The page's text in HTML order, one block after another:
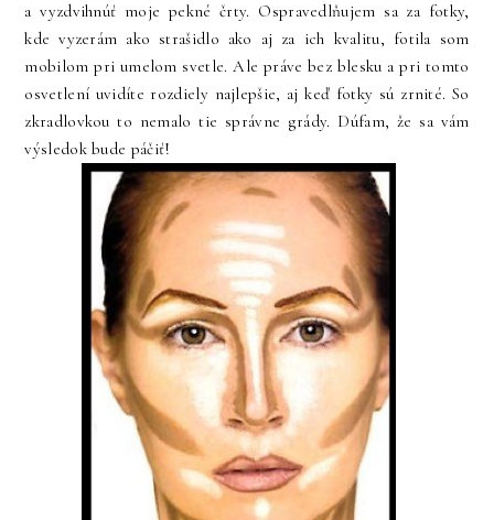
a vyzdvihnúť moje pekné črty. Ospravedlňujem sa za fotky,
kde vyzerám ako strašidlo ako aj za ich kvalitu, fotila som
mobilom pri umelom svetle. Ale práve bez blesku a pri tomto
osvetlení uvidíte rozdiely najlepšie, aj keď fotky sú zrnité. So
zkradlovkou to nemalo tie správne grády. Dúfam, že sa vám
výsledok bude páčiť!